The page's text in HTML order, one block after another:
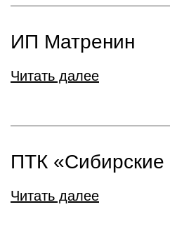
ИП Матренин
Читать далее
ПТК «Сибирские
Читать далее